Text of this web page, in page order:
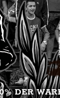
DER